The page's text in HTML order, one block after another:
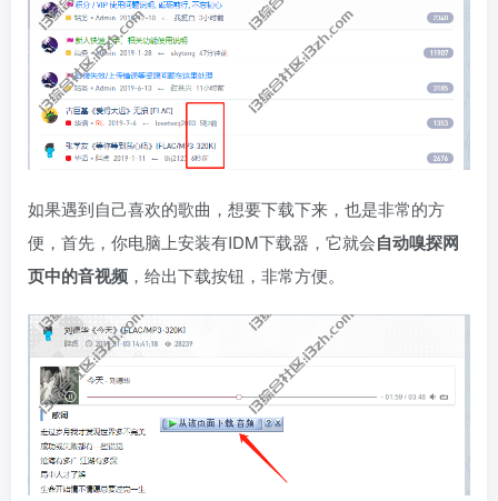
如果遇到自己喜欢的歌曲，想要下载下来，也是非常的方
便，首先，你电脑上安装有IDM下载器，它就会自动嗅探网
页中的音视频 ，给出下载按钮，非常方便。